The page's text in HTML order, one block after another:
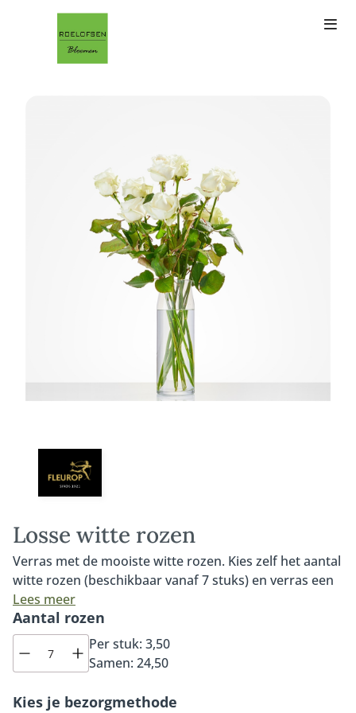
Losse witte rozen
Verras met de mooiste witte rozen. Kies zelf het aantal
witte rozen (beschikbaar vanaf 7 stuks) en verras een
dierbare met een prachtig witte rozen boeket. De
lokale Fleurop bloemist beschikt over de mooiste witte
Avalache rozen. Altijd dagvers en van de hoogste
kwaliteit. De witte Avalanche roos is één van de
mooiste rozen. Dankzij de grote rozenknop, de steel
van tenminste 60 centimeter en de pure en luxe
Lees meer
Aantal rozen
Per stuk: 3,50
Samen: 24,50
Kies je bezorgmethode